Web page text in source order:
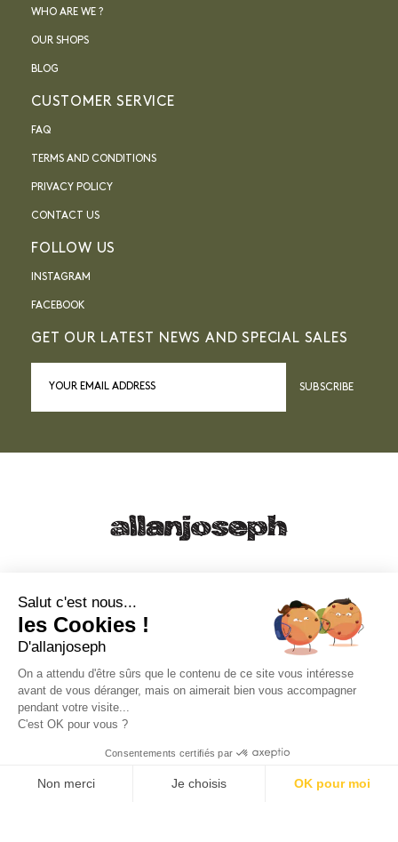
WHO ARE WE ?
OUR SHOPS
BLOG
CUSTOMER SERVICE
FAQ
TERMS AND CONDITIONS
PRIVACY POLICY
CONTACT US
FOLLOW US
INSTAGRAM
FACEBOOK
GET OUR LATEST NEWS AND SPECIAL SALES
SUBSCRIBE
49, RUE FRANCIS DAVSO - 13001 MARSEILLE
eshop@allanjoseph.com
Salut c'est nous...
les Cookies !
D'allanjoseph
On a attendu d'être sûrs que le contenu de ce site vous intéresse
avant de vous déranger, mais on aimerait bien vous accompagner
pendant votre visite...
C'est OK pour vous ?
Consentements certifiés par
Non merci Je choisis OK pour moi